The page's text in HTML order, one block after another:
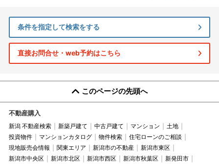
条件を指定して検索をする
直接お問合せ・web予約はこちら
このページの先頭へ
不動産購入
新潟 不動産検索 新築戸建て 中古戸建て マンション
土地
投資物件
マンションカタログ 物件検索
住宅ローンのご相談
現地販売会情報
関東エリア 新潟市の不動産
新潟市東区
新潟市中央区
新潟市北区 新潟市西区 新潟市秋葉区
新発田市